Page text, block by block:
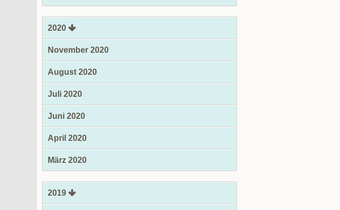
2020
November 2020
August 2020
Juli 2020
Juni 2020
April 2020
März 2020
2019